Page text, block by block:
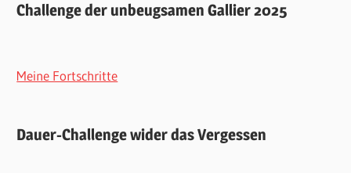
Challenge der unbeugsamen Gallier 2025
Meine Fortschritte
Dauer-Challenge wider das Vergessen